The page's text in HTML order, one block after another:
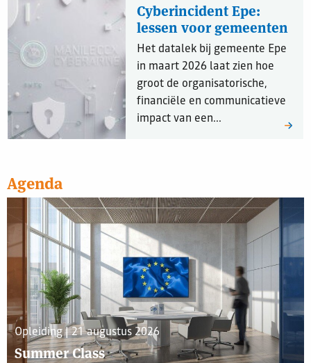
Cyberincident Epe:
lessen voor gemeenten
Het datalek bij gemeente Epe
in maart 2026 laat zien hoe
groot de organisatorische,
financiële en communicatieve
impact van een...
Agenda
Opleiding | 21 augustus 2026
Summer Class